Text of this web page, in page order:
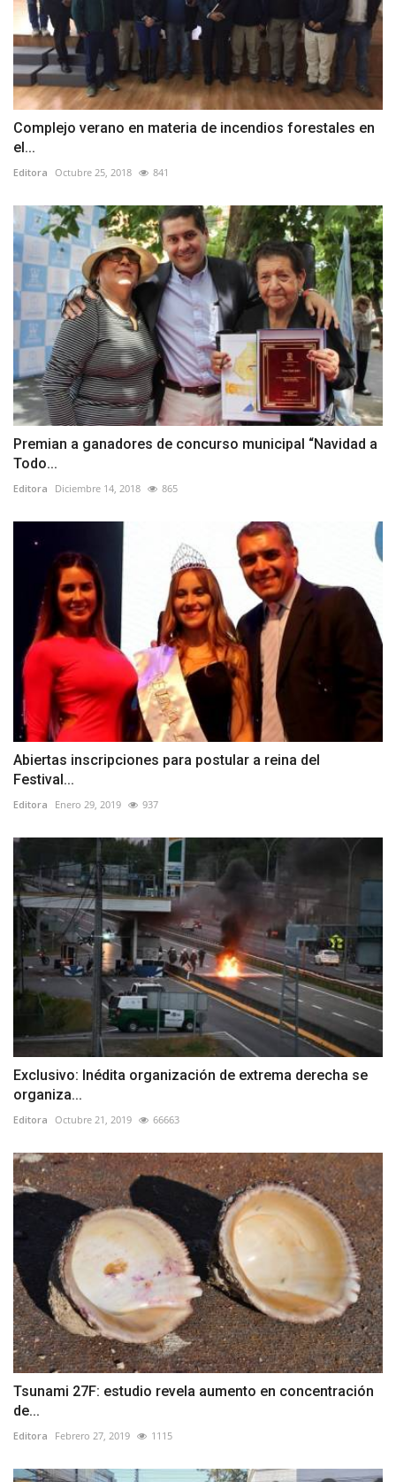
Complejo verano en materia de incendios forestales en
el...
Editora Octubre 25, 2018 841
Premian a ganadores de concurso municipal “Navidad a
Todo...
Editora Diciembre 14, 2018 865
Abiertas inscripciones para postular a reina del
Festival...
Editora Enero 29, 2019 937
Exclusivo: Inédita organización de extrema derecha se
organiza...
Editora Octubre 21, 2019 66663
Tsunami 27F: estudio revela aumento en concentración
de...
Editora Febrero 27, 2019 1115